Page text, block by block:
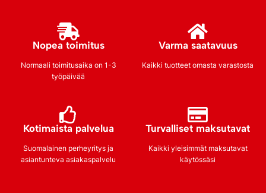
Nopea toimitus
Normaali toimitusaika on 1-3
työpäivää
Varma saatavuus
Kaikki tuotteet omasta varastosta
Kotimaista palvelua
Suomalainen perheyritys ja
asiantunteva asiakaspalvelu
Turvalliset maksutavat
Kaikki yleisimmät maksutavat
käytössäsi